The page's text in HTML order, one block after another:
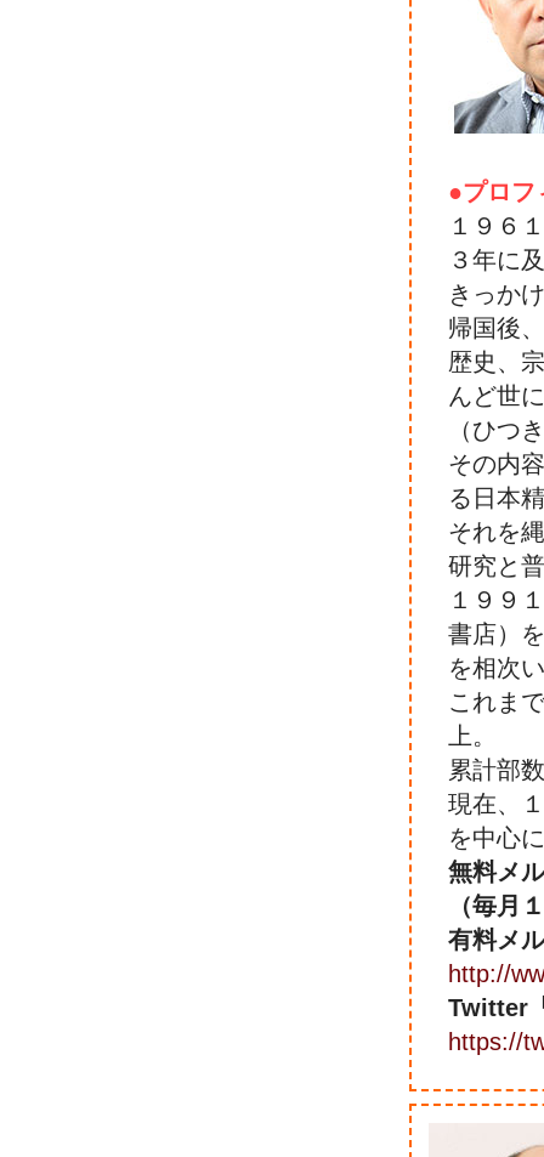
●プロフ
１９６
３年に
きっか
帰国後
歴史、
んど世
（ひつ
その内
る日本
それを
研究と
１９９
書店）
を相次
これま
上。
累計部
現在、
を中心
無料メ
（毎月
有料メ
http://
Twitter
https://